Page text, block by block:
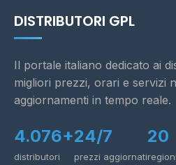
DISTRIBUTORI GPL
Il portale italiano dedicato ai
migliori prezzi, orari e servizi
aggiornamenti in tempo reale.
4.076+
distributori
24/7
prezzi aggiornati
20
regioni